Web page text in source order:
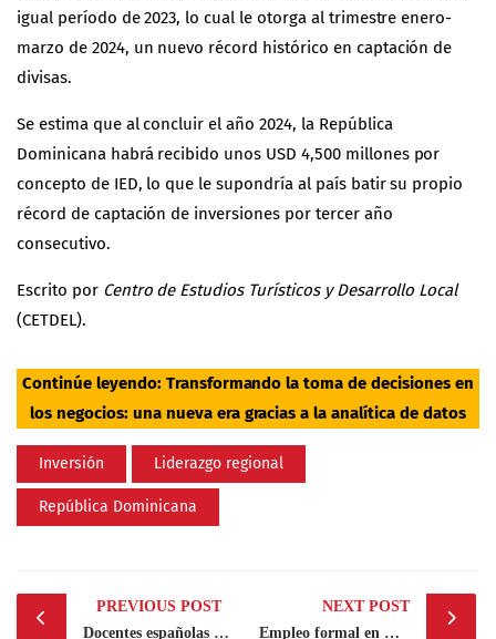
igual período de 2023, lo cual le otorga al trimestre enero-
marzo de 2024, un nuevo récord histórico en captación de
divisas.
Se estima que al concluir el año 2024, la República
Dominicana habrá recibido unos USD 4,500 millones por
concepto de IED, lo que le supondría al país batir su propio
récord de captación de inversiones por tercer año
consecutivo.
Escrito por Centro de Estudios Turísticos y Desarrollo Local
(CETDEL).
Continúe leyendo: Transformando la toma de decisiones en
los negocios: una nueva era gracias a la analítica de datos
Inversión Liderazgo regional
República Dominicana
Post
navigation
PREVIOUS POST
Docentes españolas exhortan creación de ley que proteja datos personales de los dominicanos ante la IA
NEXT POST
Empleo formal en República Dominicana: situación actual y perspectivas